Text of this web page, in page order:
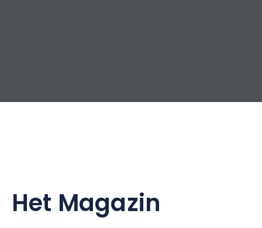
Contrexéville te organiseren: seminars, algemene
vergaderingen, banketten, familiediners, enz.
Om uw verblijf in de Vogezen te plannen en te profiteren van
Het Magazin